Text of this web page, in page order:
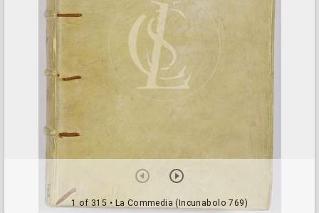
1 of 315 • La Commedia (Incunabolo 769)